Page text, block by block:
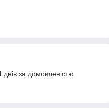
за домовленістю